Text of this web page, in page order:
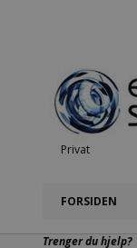
Privat
FORSIDEN
Trenger du hjelp?